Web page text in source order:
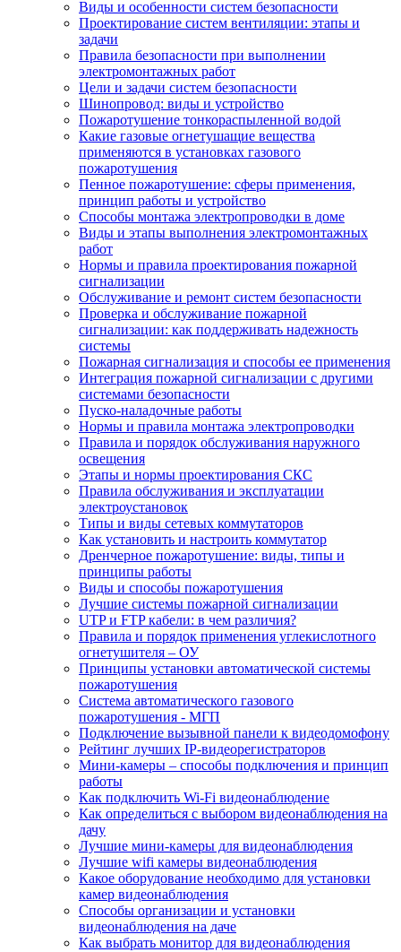
Виды и особенности систем безопасности
Проектирование систем вентиляции: этапы и
задачи
Правила безопасности при выполнении
электромонтажных работ
Цели и задачи систем безопасности
Шинопровод: виды и устройство
Пожаротушение тонкораспыленной водой
Какие газовые огнетушащие вещества
применяются в установках газового
пожаротушения
Пенное пожаротушение: сферы применения,
принцип работы и устройство
Способы монтажа электропроводки в доме
Виды и этапы выполнения электромонтажных
работ
Нормы и правила проектирования пожарной
сигнализации
Обслуживание и ремонт систем безопасности
Проверка и обслуживание пожарной
сигнализации: как поддерживать надежность
системы
Пожарная сигнализация и способы ее применения
Интеграция пожарной сигнализации с другими
системами безопасности
Пуско-наладочные работы
Нормы и правила монтажа электропроводки
Правила и порядок обслуживания наружного
освещения
Этапы и нормы проектирования СКС
Правила обслуживания и эксплуатации
электроустановок
Типы и виды сетевых коммутаторов
Как установить и настроить коммутатор
Дренчерное пожаротушение: виды, типы и
принципы работы
Виды и способы пожаротушения
Лучшие системы пожарной сигнализации
UTP и FTP кабели: в чем различия?
Правила и порядок применения углекислотного
огнетушителя – ОУ
Принципы установки автоматической системы
пожаротушения
Система автоматического газового
пожаротушения - МГП
Подключение вызывной панели к видеодомофону
Рейтинг лучших IP-видеорегистраторов
Мини-камеры – способы подключения и принцип
работы
Как подключить Wi-Fi видеонаблюдение
Как определиться с выбором видеонаблюдения на
дачу
Лучшие мини-камеры для видеонаблюдения
Лучшие wifi камеры видеонаблюдения
Какое оборудование необходимо для установки
камер видеонаблюдения
Способы организации и установки
видеонаблюдения на даче
Как выбрать монитор для видеонаблюдения